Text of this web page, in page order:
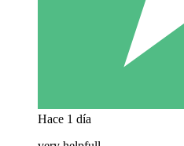
Hace 1 día